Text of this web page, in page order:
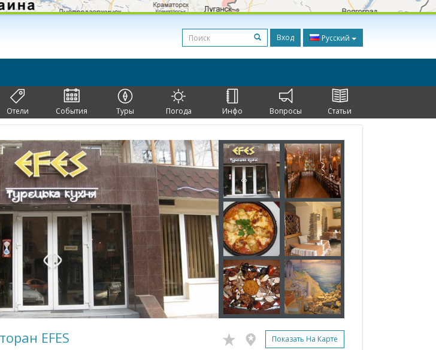
Вход Русский
Отели События Туры Погода Инфо Вопросы Статьи
EFES Показать На Карте